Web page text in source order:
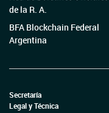
de la R. A.
BFA Blockchain Federal
Argentina
Secretaría
Legal y Técnica